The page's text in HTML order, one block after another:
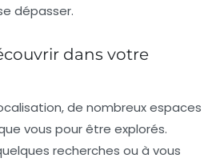
dépasser.
dans votre
de nombreux espaces
vous pour être explorés.
recherches ou à vous